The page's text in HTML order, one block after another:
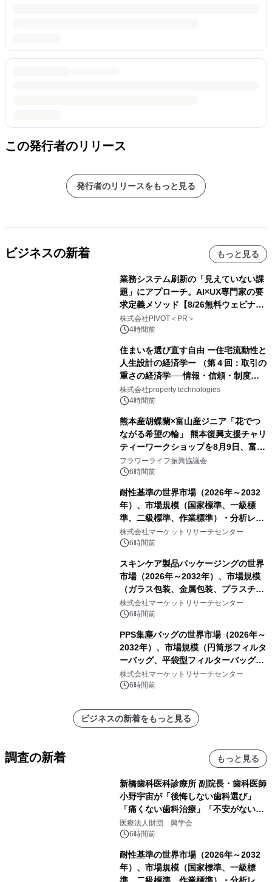
この発行者のリリース
発行者のリリースをもっと見る
ビジネスの新着 もっと見る
業務システム刷新の「見えていない課
題」にアプローチ。AI×UX専門家の要
求定義メソッド【8/26無料ウェビナ
ー】株式会社PIVOT
株式会社PIVOT＜PR＞
4時間前
住まいを選び直す自由 ー住宅流動性と
人生設計の経済学ー （第４回：取引の
重さの経済学──情報・信頼・制度を
PropTechはどう組み替えるか）｜
PropTech-Lab
株式会社property technologies
4時間前
熊本産胡蝶蘭×富山産ジニア「花でつ
ながる希望の輪」 熊本復興支援チャリ
ティーワークショップを8月9日、富
山・射水で開催
フラワーライフ振興協議会
6時間前
耐性基準の世界市場（2026年～2032
年）、市場規模（国家標準、一級標
準、二級標準、作業標準）・分析レポ
ートを発表
株式会社マーケットリサーチセンター
6時間前
スキンケア製品パッケージングの世界
市場（2026年～2032年）、市場規模
（ガラス包装、金属包装、プラスチッ
ク包装、その他）・分析レポートを発
表
株式会社マーケットリサーチセンター
6時間前
PPS集塵バッグの世界市場（2026年～
2032年）、市場規模（円筒形フィルタ
ーバッグ、平袋型フィルターバッグ、
プリーツフィルターバッグ、その
他）・分析レポートを発表
株式会社マーケットリサーチセンター
6時間前
ビジネスの新着をもっと見る
調査の新着 もっと見る
新橋歯科医科診療所 副院長・歯科医師
小野宇宙が「後悔しない歯科選び」
「痛くない歯科治療」「不安がない治
療計画」をテーマに専門監修
医療法人財団 興学会
6時間前
耐性基準の世界市場（2026年～2032
年）、市場規模（国家標準、一級標